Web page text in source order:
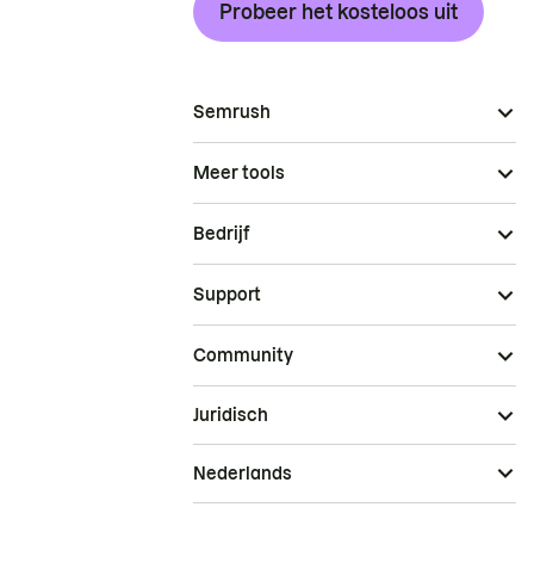
Probeer het kosteloos uit
Semrush
Meer tools
Bedrijf
Support
Community
Juridisch
Nederlands